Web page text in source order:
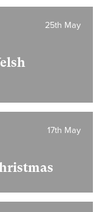
25th May
17th May